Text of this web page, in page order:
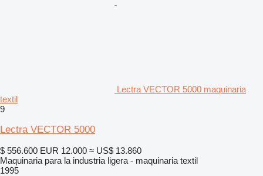
Lectra VECTOR 5000 maquinaria
textil
9
Lectra VECTOR 5000
$ 556.600 EUR 12.000 ≈ US$ 13.860
Maquinaria para la industria ligera - maquinaria textil
1995